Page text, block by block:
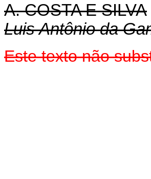
A. COSTA E SILVA
Luis Antônio da
Este texto não